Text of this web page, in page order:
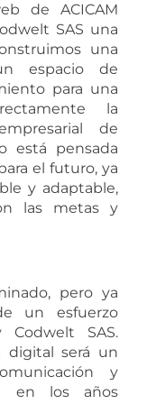
de ACICAM
SAS una
una
espacio de
para una
la
de
está pensada
el futuro, ya
y adaptable,
las metas y
pero ya
un esfuerzo
Codwelt SAS.
digital será un
y
en los años